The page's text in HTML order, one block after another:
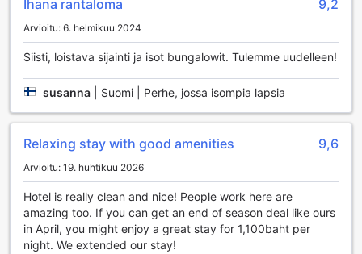
rauhoittavasta vaikutuksesta. Olitpa sitten ostoksilla,
puutarhassa, D.R. Lanta Bay Resortissa on tarjolla monia
mahdollisuuksia unohtumattomaan lomaan.
D.R. Lanta Bay Resortin Urheilumahdollisuudet
D.R. Lanta Bay Resort tarjoaa vierailleen erinomaiset
virkistävän. Sisäuima-allas on täydellinen paikka nauttia
uimisesta kaikissa sääolosuhteissa. Sen rauhallinen
ympäristö ja miellyttävä lämpötila tekevät siitä ihanteellisen
paikan rentoutumiseen tai energian keräämiseen ennen
päivän seikkailuja.
Ulkoilma-allas tarjoaa upean mahdollisuuden nauttia
auringosta ja trooppisesta ilmastosta samalla, kun voit
Ihana rantaloma 9,2
Arvioitu: 6. helmikuu 2024
Siisti, loistava sijainti ja isot bungalowit. Tulemme uudelleen!
susanna Suomi | Perhe, jossa isompia lapsia
Relaxing stay with good amenities 9,6
Arvioitu: 19. huhtikuu 2026
Hotel is really clean and nice! People work here are
amazing too. If you can get an end of season deal like ours
in April, you might enjoy a great stay for 1,100baht per
night. We extended our stay!